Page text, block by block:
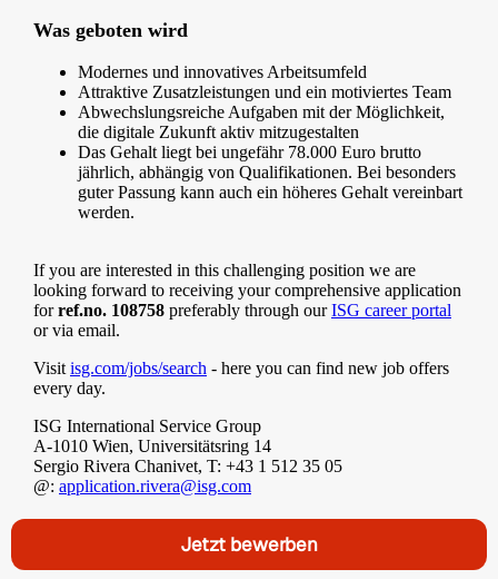
Was geboten wird
Modernes und innovatives Arbeitsumfeld
Attraktive Zusatzleistungen und ein motiviertes Team
Abwechslungsreiche Aufgaben mit der Möglichkeit,
die digitale Zukunft aktiv mitzugestalten
Das Gehalt liegt bei ungefähr 78.000 Euro brutto
jährlich, abhängig von Qualifikationen. Bei besonders
guter Passung kann auch ein höheres Gehalt vereinbart
werden.
If you are interested in this challenging position we are
looking forward to receiving your comprehensive application
forref.no. 108758 preferably through ourISG career portal
or via email.
Visit isg.com/jobs/search - here you can find new job offers
every day.
ISG International Service Group
A-1010 Wien, Universitätsring 14
Sergio Rivera Chanivet, T: +43 1 512 35 05
@: application.rivera@isg.com
Jetzt bewerben